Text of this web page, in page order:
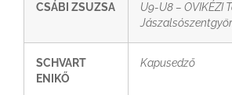
CSÁBI ZSUZSA
U9-U8 – OVIKÉZI
SCHVART
ENIKŐ
Kapusedző